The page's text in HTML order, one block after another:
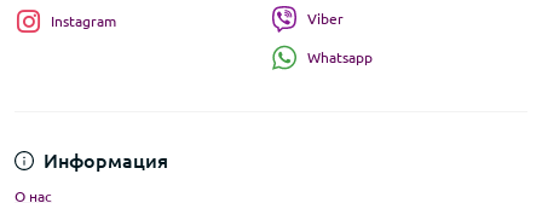
Информация
О нас
Instagram Viber
Whatsapp